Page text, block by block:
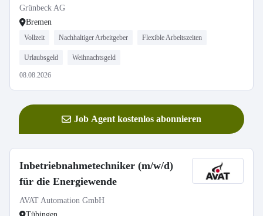
Grünbeck AG
Bremen
Vollzeit Nachhaltiger Arbeitgeber Flexible Arbeitszeiten
Urlaubsgeld Weihnachtsgeld
08.08.2026
Job Agent kostenlos abonnieren
Inbetriebnahmetechniker (m/w/d)
für die Energiewende
AVAT Automation GmbH